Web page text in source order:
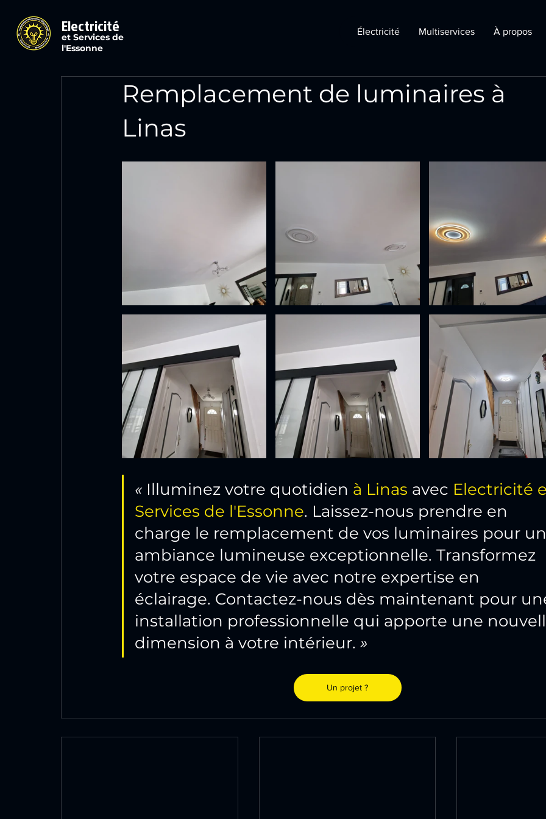
Electricité
et Services de
l'Essonne
Électricité Multiservices À propos
Remplacement de luminaires à
Linas
« Illuminez votre quotidien à Linas avec Electricité
Services de l'Essonne. Laissez-nous prendre en
charge le remplacement de vos luminaires pour
ambiance lumineuse exceptionnelle. Transformez
votre espace de vie avec notre expertise en
éclairage. Contactez-nous dès maintenant pour
installation professionnelle qui apporte une
dimension à votre intérieur. »
Un projet ?